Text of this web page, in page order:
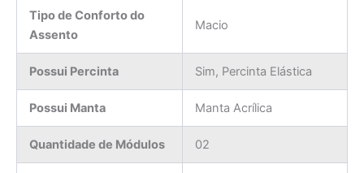
Tipo de Conforto do
Assento
Macio
Possui Percinta Sim, Percinta Elástica
Possui Manta Manta Acrílica
Quantidade de Módulos 02